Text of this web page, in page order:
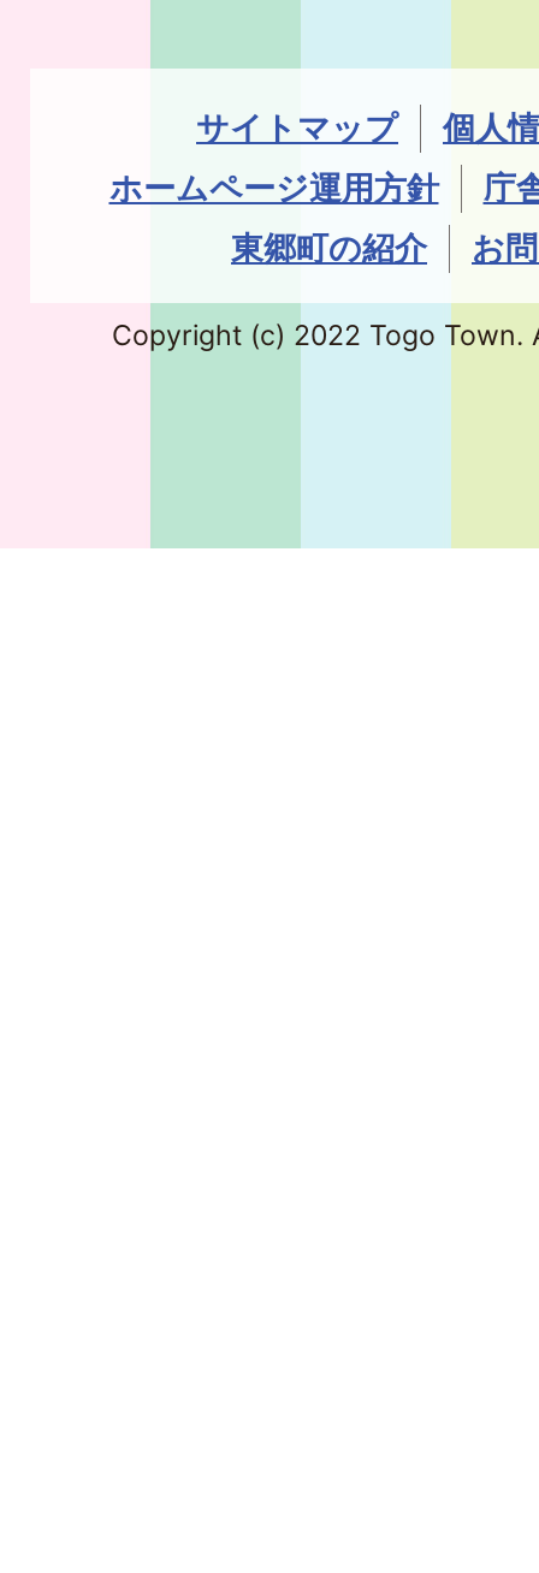
サイトマップ
個人
ホームページ運用方針
庁
東郷町の紹介
お
Copyright (c) 2022 Togo Town.